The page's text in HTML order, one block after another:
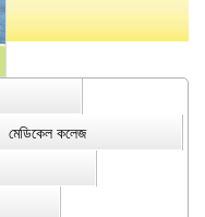
মেডিকেল কলেজ